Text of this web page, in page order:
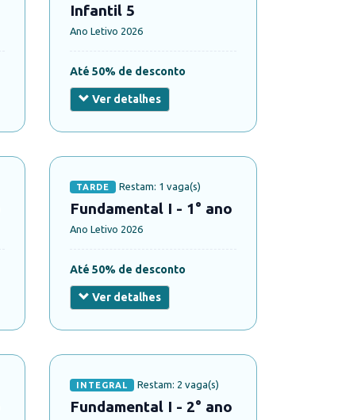
Infantil 5
Ano Letivo 2026
Até 50% de desconto
Ver detalhes
TARDE Restam: 1 vaga(s)
Fundamental I - 1° ano
Ano Letivo 2026
Até 50% de desconto
Ver detalhes
INTEGRAL Restam: 2 vaga(s)
Fundamental I - 2° ano